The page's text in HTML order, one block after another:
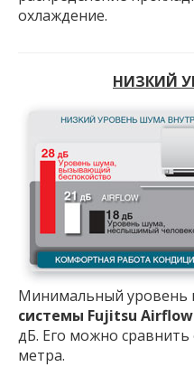
охлаждение.
НИЗКИЙ
Минимальный уровень
системы Fujitsu
дБ. Его можно сравнить
метра.